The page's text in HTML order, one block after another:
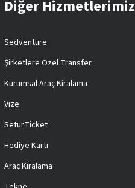
Diğer Hizmetlerimiz
Sedventure
Şirketlere Özel Transfer
Kurumsal Araç Kiralama
Vize
SeturTicket
Hediye Kartı
Araç Kiralama